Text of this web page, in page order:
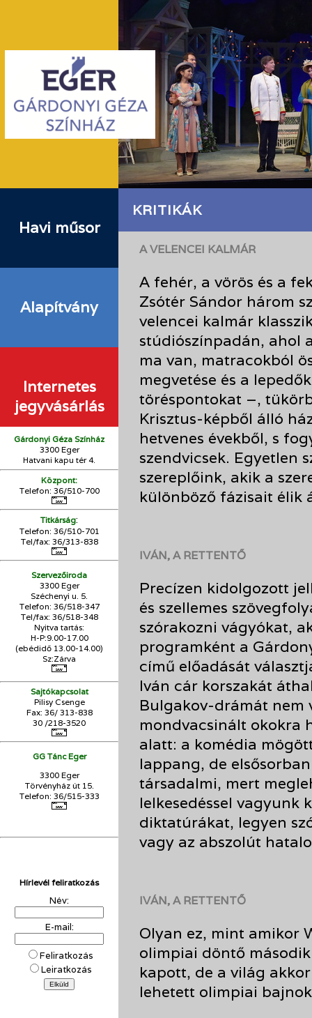
Havi műsor
Alapítvány
Internetes
jegyvásárlás
Gárdonyi Géza Színház
3300 Eger
Hatvani kapu tér 4.
Központ:
Telefon: 36/510-700
Titkárság:
Telefon: 36/510-701
Tel/fax: 36/313-838
Szervezőiroda
3300 Eger
Széchenyi u. 5.
Telefon: 36/518-347
Tel/fax: 36/518-348
Nyitva tartás:
H-P:9.00-17.00
(ebédidő 13.00-14.00)
Sz:Zárva
Sajtókapcsolat
Pilisy Csenge
Fax: 36/ 313-838
30 /218-3520
GG Tánc Eger
3300 Eger
Törvényház út 15.
Telefon: 36/515-333
Hírlevél feliratkozás
Név:
E-mail:
Feliratkozás
Leiratkozás
KRITIKÁK
A VELENCEI KALMÁR
A fehér, a vörös és a
Zsótér Sándor három
velencei kalmár
stúdiószínpadán, ahol
ma van, matracokból
megvetése és a
töréspontokat –,
Krisztus-képből álló
hetvenes évekből, s
szendvicsek. Egyetlen
szereplőink, akik a
különböző fázisait élik
IVÁN, A RETTENTŐ
Precízen kidolgozott
és szellemes
szórakozni vágyókat,
programként a
című előadását
Iván cár korszakát
Bulgakov-drámát
mondvacsinált okokra
alatt: a komédia
lappang, de
társadalmi, mert
lelkesedéssel vagyunk
diktatúrákat, legyen
vagy az abszolút
IVÁN, A RETTENTŐ
Olyan ez, mint amikor
olimpiai döntő
kapott, de a világ
lehetett olimpiai